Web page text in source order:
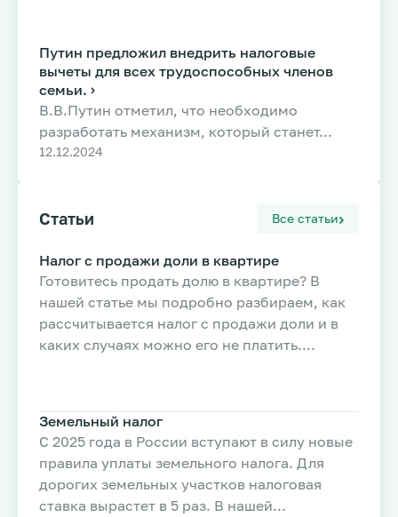
Путин предложил внедрить налоговые
вычеты для всех трудоспособных членов
семьи. ›
В.В.Путин отметил, что необходимо
разработать механизм, который станет...
12.12.2024
Статьи Все статьи
Налог с продажи доли в квартире
Готовитесь продать долю в квартире? В
нашей статье мы подробно разбираем, как
рассчитывается налог с продажи доли и в
каких случаях можно его не платить....
Земельный налог
С 2025 года в России вступают в силу новые
правила уплаты земельного налога. Для
дорогих земельных участков налоговая
ставка вырастет в 5 раз. В нашей...